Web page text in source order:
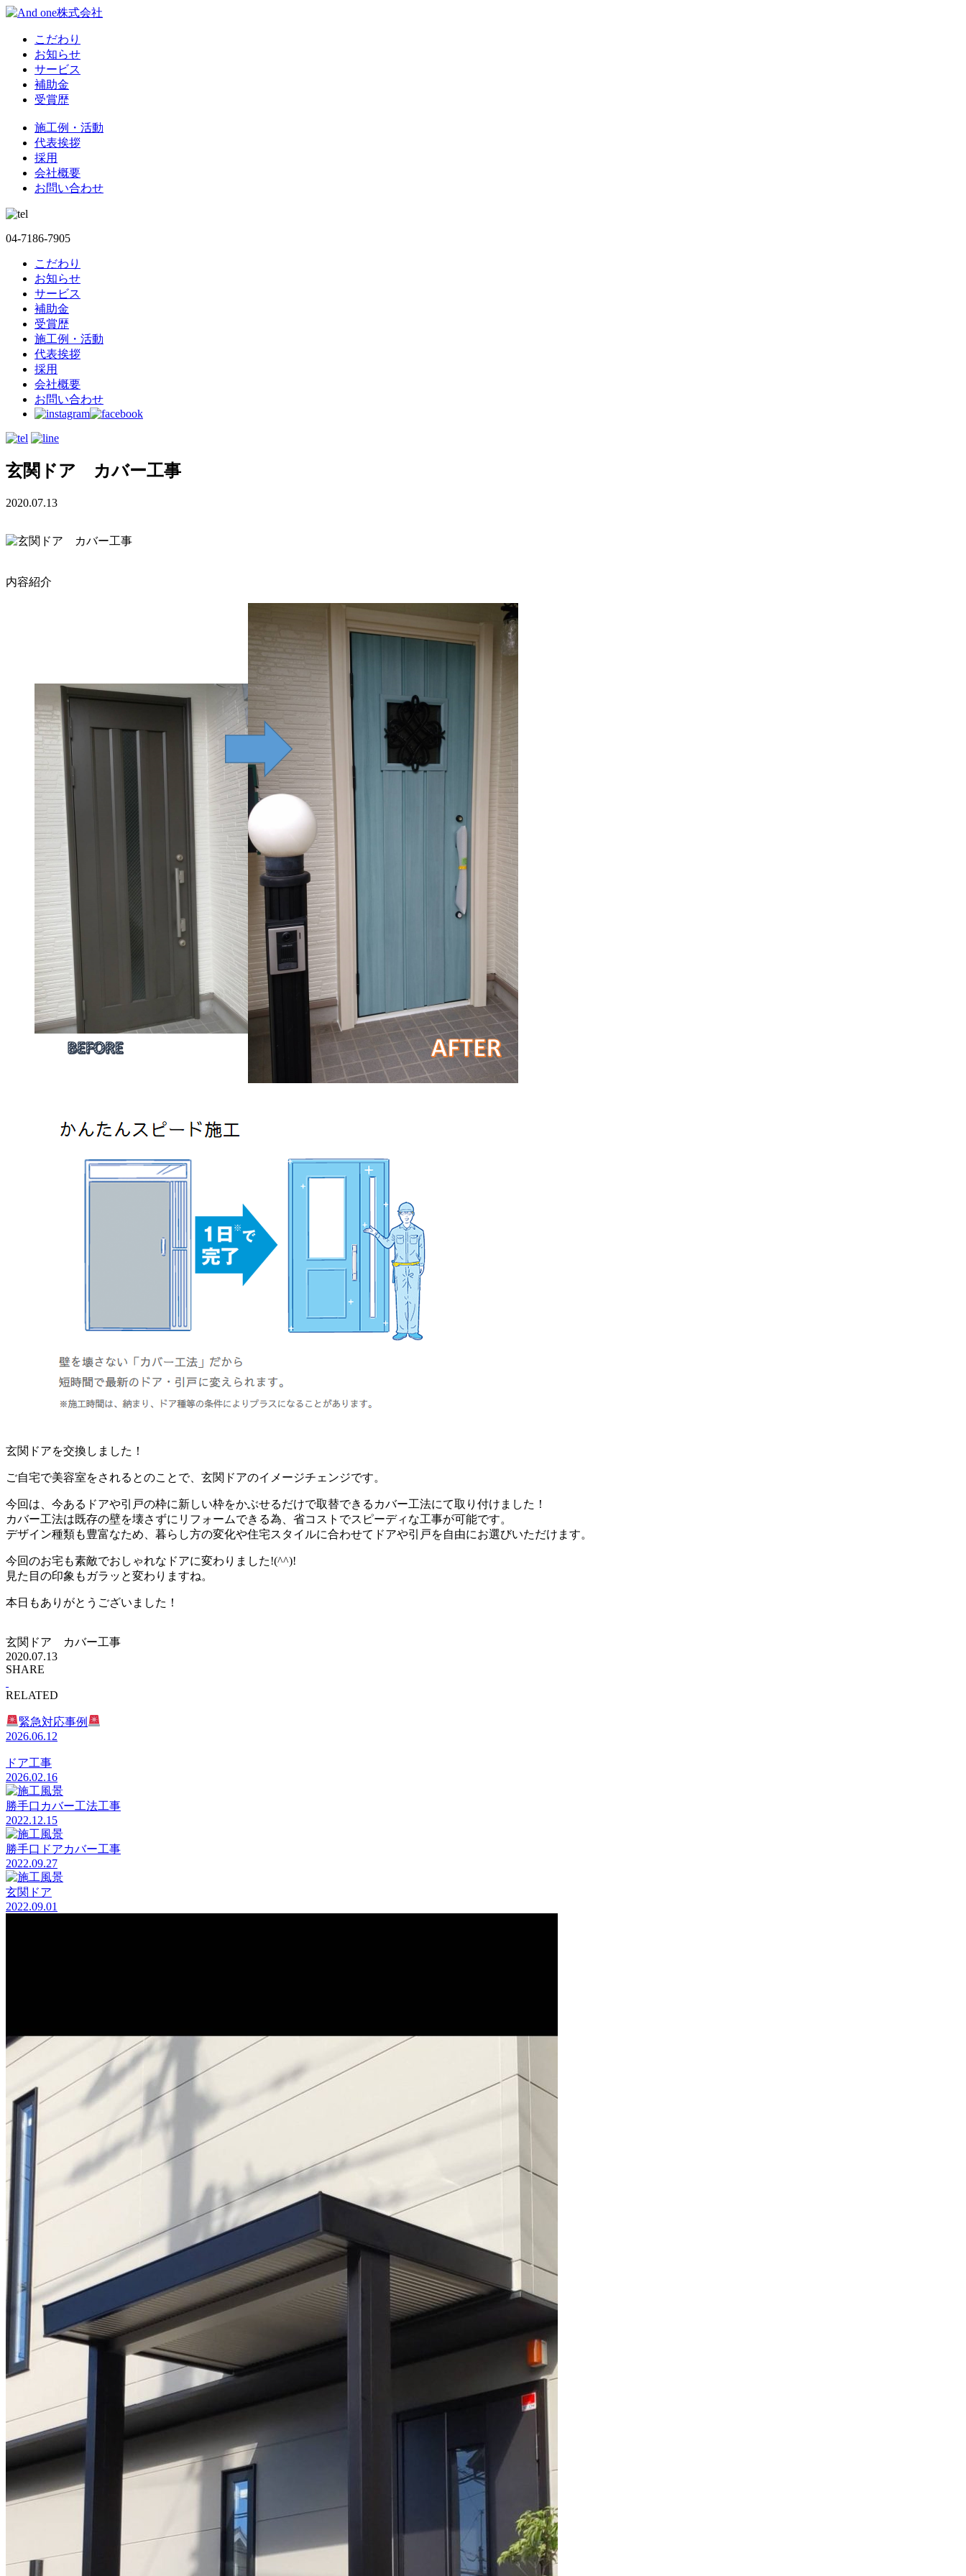
こだわり
お知らせ
サービス
補助金
受賞歴
施工例・活動
代表挨拶
採用
会社概要
お問い合わせ
04-7186-7905
こだわり
お知らせ
サービス
補助金
受賞歴
施工例・活動
代表挨拶
採用
会社概要
お問い合わせ
玄関ドア カバー工事
2020.07.13
内容紹介
玄関ドアを交換しました！
ご自宅で美容室をされるとのことで、玄関ドアのイメージチェンジです。
今回は、今あるドアや引戸の枠に新しい枠をかぶせるだけで取替できるカバー工法にて取り付けました！
カバー工法は既存の壁を壊さずにリフォームできる為、省コストでスピーディな工事が可能です。
デザイン種類も豊富なため、暮らし方の変化や住宅スタイルに合わせてドアや引戸を自由にお選びいただけます。
今回のお宅も素敵でおしゃれなドアに変わりました!(^^)!
見た目の印象もガラッと変わりますね。
本日もありがとうございました！
玄関ドア カバー工事
2020.07.13
SHARE
RELATED
緊急対応事例
2026.06.12
ドア工事
2026.02.16
勝手口カバー工法工事
2022.12.15
勝手口ドアカバー工事
2022.09.27
玄関ドア
2022.09.01